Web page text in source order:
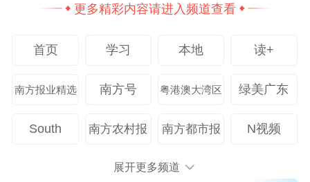
今年以来，广东举办多场外资交流招商活
本企业广东行”活动成功举行，达成签约项目
更多精彩内容请进入频道查看
首页 学习 本地 读+
南方报业精选 南方号 粤港澳大湾区 绿美广东
South 南方农村报 南方都市报 N视频
展开更多频道